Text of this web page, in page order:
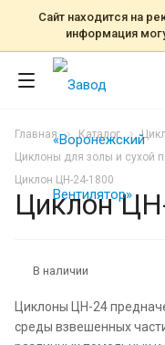
Сайт находится на
информация
Главная Каталог
Циклоны для золы и сухой
Циклон ЦН-24-1800
Циклон
В наличии
Циклоны ЦН-24
среды взвешенных